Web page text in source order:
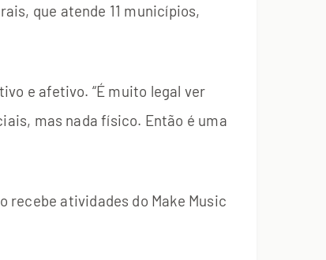
que atende 11 municípios,
e afetivo. “É muito legal ver
mas nada físico. Então é uma
recebe atividades do Make Music